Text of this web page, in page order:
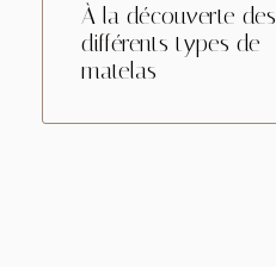
À la découverte des
différents types de
matelas